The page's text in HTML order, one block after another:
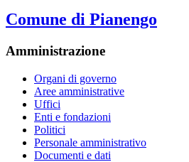
Comune di Pianengo
Amministrazione
Organi di governo
Aree amministrative
Uffici
Enti e fondazioni
Politici
Personale amministrativo
Documenti e dati